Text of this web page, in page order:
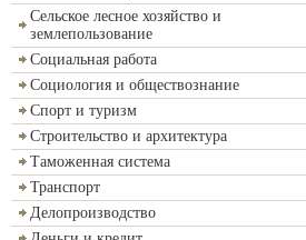
Сельское лесное хозяйство и
землепользование
Социальная работа
Социология и обществознание
Спорт и туризм
Строительство и архитектура
Таможенная система
Транспорт
Делопроизводство